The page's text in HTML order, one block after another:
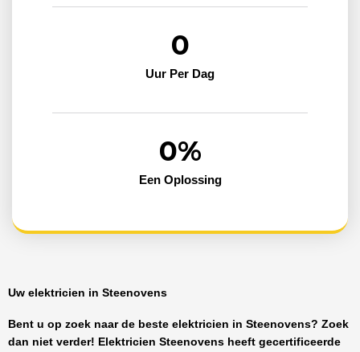
Uur Per Dag
0
Een Oplossing
0%
Uw elektricien in Steenovens
Bent u op zoek naar de beste elektricien in Steenovens? Zoek
dan niet verder! Elektricien Steenovens heeft gecertificeerde